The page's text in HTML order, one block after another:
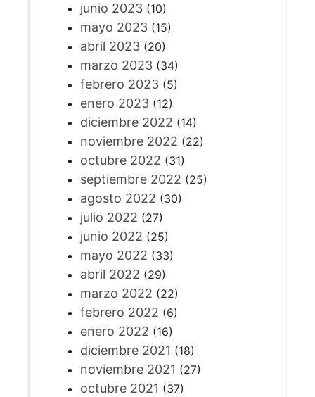
junio 2023(10)
mayo 2023(15)
abril 2023(20)
marzo 2023(34)
febrero 2023(5)
enero 2023(12)
diciembre 2022 (14)
noviembre 2022 (22)
octubre 2022 (31)
septiembre 2022 (25)
agosto 2022 (30)
julio 2022 (27)
junio 2022 (25)
mayo 2022 (33)
abril 2022 (29)
marzo 2022 (22)
febrero 2022 (6)
enero 2022 (16)
diciembre 2021 (18)
noviembre 2021 (27)
octubre 2021 (37)